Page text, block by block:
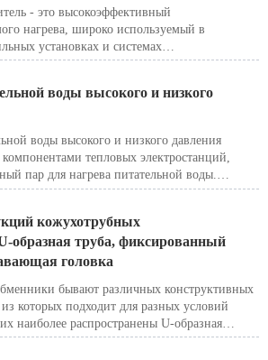
- это высокоэффективный
нагрева, широко используемый в
установках и системах
воды высокого и низкого
воды высокого и низкого давления
тепловых электростанций,
пар для нагрева питательной воды.
эффективность теплового цикла,
системы производства
кожухотрубных
образная труба, фиксированный
головка
бывают различных конструктивных
которых подходит для разных условий
наиболее распространены U-образная
лист и плавающая головка. Приведем